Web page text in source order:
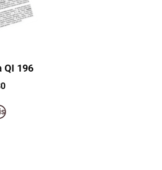
QI 196